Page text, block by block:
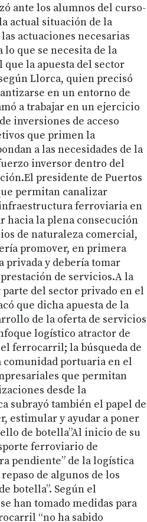
ante los alumnos del curso-
actual situación de la
actuaciones necesarias
que se necesita de la
la apuesta del sector
Llorca, quien precisó
en un entorno de
a trabajar en un ejercicio
inversiones de acceso
que primen la
a las necesidades de la
inversor dentro del
presidente de Puertos
permitan canalizar
ferroviaria en
hacia la plena consecución
de naturaleza comercial,
promover, en primera
y debería tomar
de servicios.A la
del sector privado en el
que dicha apuesta de la
de la oferta de servicios
logístico atractor de
ferrocarril; la búsqueda de
portuaria en el
que permitan
desde la
subrayó también el papel de
estimular y ayudar a poner
de botella”Al inicio de su
ferroviario de
pendiente” de la logística
de algunos de los
botella”. Según el
han tomado medidas para
“no ha sabido